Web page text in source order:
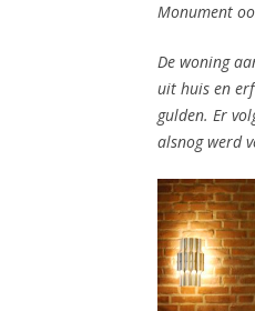
Monument
De woning
uit huis en
gulden. Er
alsnog werd